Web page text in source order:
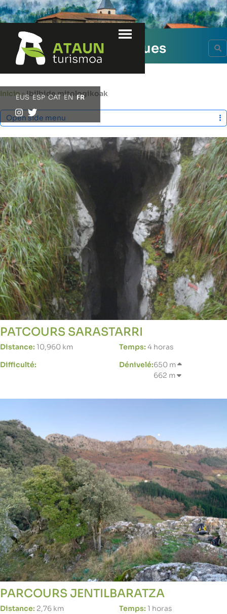
Menu
EUS ESP CAT EN FR
Parcours mythologiques
Inicio»Ibilbide mitologikoak
PATCOURS SARASTARRI
Distance: 10,960 km Temps: 4 horas
Difficulté:
Dénivelé:650 m
662 m
PARCOURS JENTILBARATZA
Distance: 2,76 km Temps: 1 horas
Open side menu